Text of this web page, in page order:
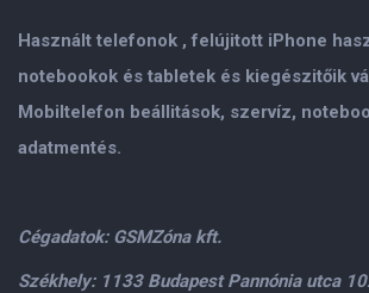
Használt telefonok , felújitott iPhone
notebookok és tabletek és kiegészitőik
Mobiltelefon beállitások, szervíz,
adatmentés.
Cégadatok: GSMZóna kft.
Székhely: 1133 Budapest Pannónia utca